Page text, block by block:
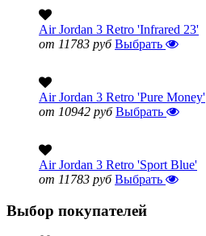
Air Jordan 3 Retro 'Infrared 23'
от 11783 руб Выбрать
Air Jordan 3 Retro 'Pure Money'
от 10942 руб Выбрать
Air Jordan 3 Retro 'Sport Blue'
от 11783 руб Выбрать
Выбор покупателей